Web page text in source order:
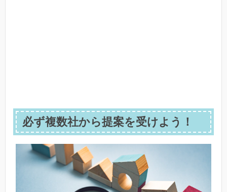
必ず複数社から提案を受けよう！